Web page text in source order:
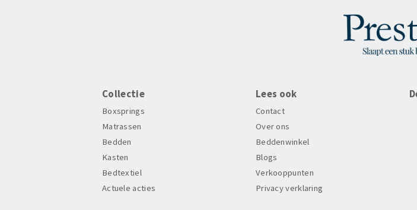
Collectie
Boxsprings
Matrassen
Bedden
Kasten
Bedtextiel
Actuele acties
Lees ook
Contact
Over ons
Beddenwinkel
Blogs
Verkooppunten
Privacy verklaring